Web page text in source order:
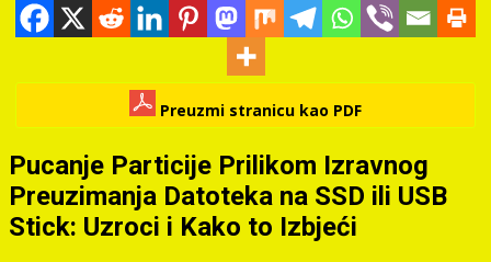
Preuzmi stranicu kao PDF
Pucanje Particije Prilikom Izravnog
Preuzimanja Datoteka na SSD ili USB
Stick: Uzroci i Kako to Izbjeći